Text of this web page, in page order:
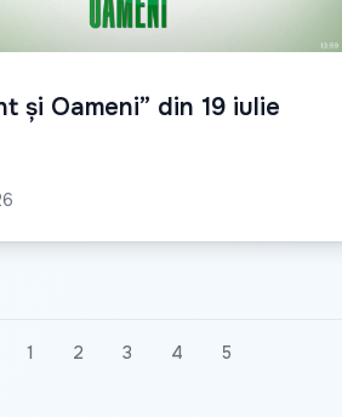
și Oameni” din 19 iulie
1 2 3 4 5